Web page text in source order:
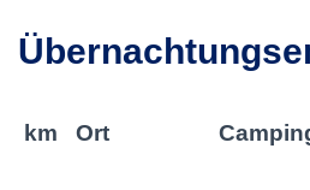
km Ort